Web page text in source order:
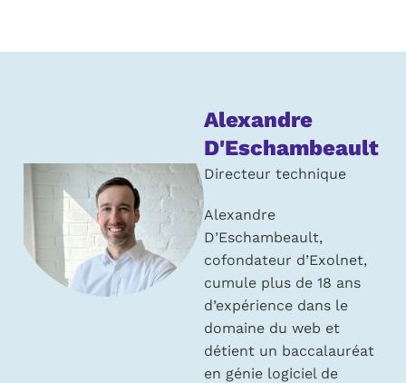
À
propos
de
l’auteur :
Alexandre
D'Eschambeault
Directeur technique
Alexandre
D’Eschambeault,
cofondateur d’Exolnet,
cumule plus de 18 ans
d’expérience dans le
domaine du web et
détient un baccalauréat
en génie logiciel de